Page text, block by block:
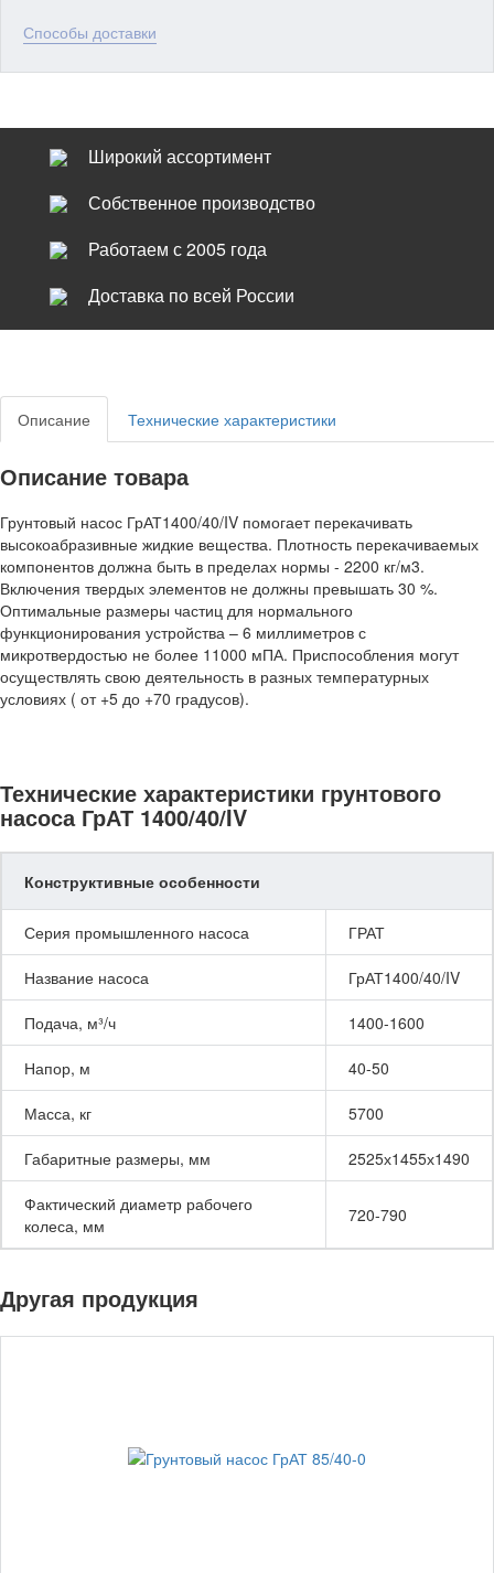
Способы доставки
Широкий ассортимент
Собственное производство
Работаем с 2005 года
Доставка по всей России
Описание Технические характеристики
Описание товара
Грунтовый насос ГрАТ1400/40/IV помогает перекачивать
высокоабразивные жидкие вещества. Плотность перекачиваемых
компонентов должна быть в пределах нормы - 2200 кг/м3.
Включения твердых элементов не должны превышать 30 %.
Оптимальные размеры частиц для нормального
функционирования устройства – 6 миллиметров с
микротвердостью не более 11000 мПА. Приспособления могут
осуществлять свою деятельность в разных температурных
условиях ( от +5 до +70 градусов).
Технические характеристики грунтового
насоса ГрАТ 1400/40/IV
Конструктивные особенности
Серия промышленного насоса ГРАТ
Название насоса ГрАТ1400/40/IV
Подача, м³/ч 1400-1600
Напор, м 40-50
Масса, кг 5700
Габаритные размеры, мм 2525х1455х1490
Фактический диаметр рабочего
колеса, мм
720-790
Другая продукция